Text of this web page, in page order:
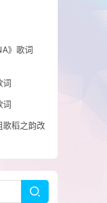
》歌词
词
词
歌稻之韵改